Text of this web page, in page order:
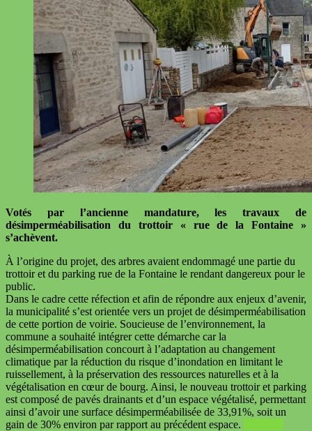
Votés par l’ancienne mandature, les travaux de
désimperméabilisation du trottoir « rue de la Fontaine »
s’achèvent.
À l’origine du projet, des arbres avaient endommagé une partie du
trottoir et du parking rue de la Fontaine le rendant dangereux pour le
public.
Dans le cadre cette réfection et afin de répondre aux enjeux d’avenir,
la municipalité s’est orientée vers un projet de désimperméabilisation
de cette portion de voirie. Soucieuse de l’environnement, la
commune a souhaité intégrer cette démarche car la
désimperméabilisation concourt à l’adaptation au changement
climatique par la réduction du risque d’inondation en limitant le
ruissellement, à la préservation des ressources naturelles et à la
végétalisation en cœur de bourg. Ainsi, le nouveau trottoir et parking
est composé de pavés drainants et d’un espace végétalisé, permettant
ainsi d’avoir une surface désimperméabilisée de 33,91%, soit un
gain de 30% environ par rapport au précédent espace.